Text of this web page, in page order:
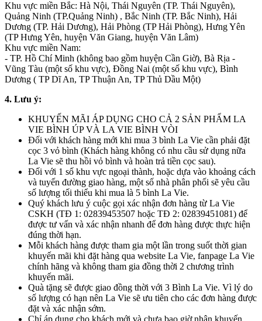
Khu vực miền Bắc: Hà Nội, Thái Nguyên (TP. Thái Nguyên),
Quảng Ninh (TP.Quảng Ninh) , Bắc Ninh (TP. Bắc Ninh), Hải
Dương (TP. Hải Dương), Hải Phòng (TP Hải Phòng), Hưng Yên
(TP Hưng Yên, huyện Văn Giang, huyện Văn Lâm)
Khu vực miền Nam:
- TP. Hồ Chí Minh (không bao gồm huyện Cần Giờ), Bà Rịa -
Vũng Tàu (một số khu vực), Đồng Nai (một số khu vực), Bình
Dương ( TP Dĩ An, TP Thuận An, TP Thủ Dầu Một)
4. Lưu ý:
KHUYẾN MÃI ÁP DỤNG CHO CẢ 2 SẢN PHẨM LA
VIE BÌNH ÚP VÀ LA VIE BÌNH VÒI
Đối với khách hàng mới khi mua 3 bình La Vie cần phải đặt
cọc 3 vỏ bình (Khách hàng không có nhu cầu sử dụng nữa
La Vie sẽ thu hồi vỏ bình và hoàn trả tiền cọc sau).
Đối với 1 số khu vực ngoại thành, hoặc dựa vào khoảng cách
và tuyến đường giao hàng, một số nhà phân phối sẽ yêu cầu
số lượng tối thiểu khi mua là 5 bình La Vie.
Quý khách lưu ý cuộc gọi xác nhận đơn hàng từ La Vie
CSKH (TĐ 1: 02839453507 hoặc TĐ 2: 02839451081) để
được tư vấn và xác nhận nhanh để đơn hàng được thực hiện
đúng thời hạn.
Mỗi khách hàng được tham gia một lần trong suốt thời gian
khuyến mãi khi đặt hàng qua website La Vie, fanpage La Vie
chính hãng và không tham gia đồng thời 2 chương trình
khuyến mãi.
Quà tặng sẽ được giao đồng thời với 3 Bình La Vie. Vì lý do
số lượng có hạn nên La Vie sẽ ưu tiên cho các đơn hàng được
đặt và xác nhận sớm.